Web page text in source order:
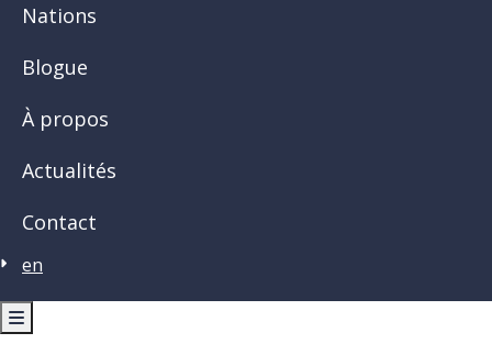
Nations
Blogue
À propos
Actualités
Contact
en